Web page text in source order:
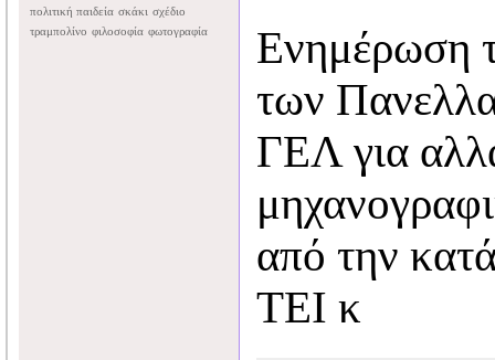
πολιτική παιδεία σκάκι σχέδιο
τραμπολίνο φιλοσοφία φωτογραφία
Ενημέρωση
των
ΓΕΛ για
από την
ΤΕΙ κ